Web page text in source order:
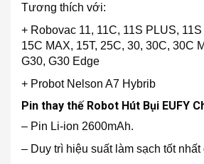
Tương thích với:
+ Robovac 11, 11C, 11S PLUS,
15C MAX, 15T, 25C, 30, 30C, 30C
G30, G30 Edge
+ Probot Nelson A7 Hybrib
Pin thay thế Robot Hút Bụi EUFY
– Pin Li-ion 2600mAh.
– Duy trì hiệu suất làm sạch tốt nhất